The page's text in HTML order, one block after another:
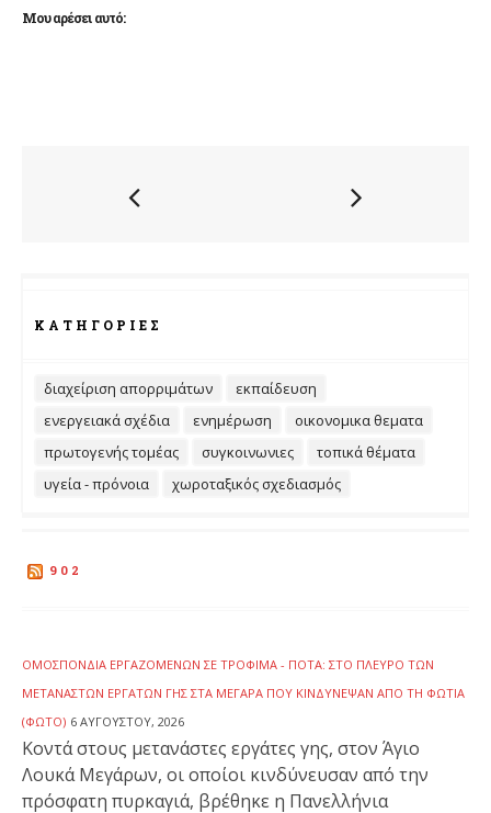
Μου αρέσει αυτό:
ΚΑΤΗΓΟΡΊΕΣ
διαχείριση απορριμάτων
εκπαίδευση
ενεργειακά σχέδια
ενημέρωση
οικονομικα θεματα
πρωτογενής τομέας
συγκοινωνιες
τοπικά θέματα
υγεία - πρόνοια
χωροταξικός σχεδιασμός
902
ΟΜΟΣΠΟΝΔΊΑ ΕΡΓΑΖΟΜΈΝΩΝ ΣΕ ΤΡΌΦΙΜΑ - ΠΟΤΆ: ΣΤΟ ΠΛΕΥΡΌ ΤΩΝ
ΜΕΤΑΝΑΣΤΏΝ ΕΡΓΑΤΏΝ ΓΗΣ ΣΤΑ ΜΈΓΑΡΑ ΠΟΥ ΚΙΝΔΎΝΕΨΑΝ ΑΠΌ ΤΗ ΦΩΤΙΆ
(ΦΩΤΟ) 6 ΑΥΓΟΎΣΤΟΥ, 2026
Κοντά στους μετανάστες εργάτες γης, στον Άγιο
Λουκά Μεγάρων, οι οποίοι κινδύνευσαν από την
πρόσφατη πυρκαγιά, βρέθηκε η Πανελλήνια